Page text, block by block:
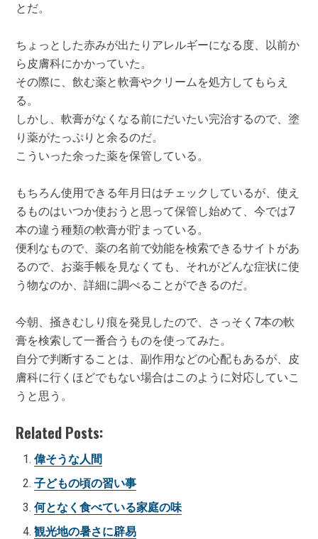
とだ。
ちょっとした赤みが出たりアレルギーになる度、以前か
ら皮膚科にかかっていた。
その際に、飲む薬と軟膏やクリームを処方してもらえ
る。
しかし、軟膏がなくなる前にだいたい完治するので、塗
り薬がたっぷりと余るのだ。
こういった余った薬を保管している。
もちろん使用できる年月日はチェックしているが、使え
るものはいつか使おうと思って保管し始めて、今では7
本の違う種類の軟膏が貯まっている。
便利なもので、薬の名前で効能を検索できるサイトがあ
るので、お薬手帳を見なくても、それがどんな症状に使
う物なのか、詳細に調べることができるのだ。
今朝、掻きむしり痕を発見したので、さっそく7本の軟
膏を検索して一番合うものを使ってみた。
自分で判断することは、副作用などの心配もあるが、皮
膚科に行くほどでもない場合はこのように対応していこ
うと思う。
Related Posts:
偉そうな人間
子どもの頃の習い事
何となく食べている家庭の味
観光地の暑さに辟易